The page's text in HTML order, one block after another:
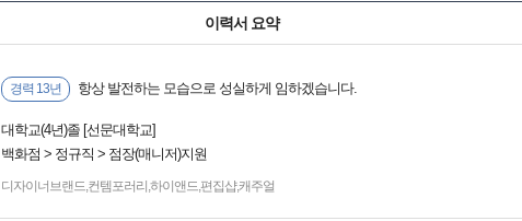
이력서 요약
경력 13년 항상 발전하는 모습으로 성실하게 임하겠습니다.
대학교(4년)졸 [선문대학교]
백화점 > 정규직 > 점장(매니저)지원
디자이너브랜드,컨템포러리 ,하이앤드,편집샵,캐주얼